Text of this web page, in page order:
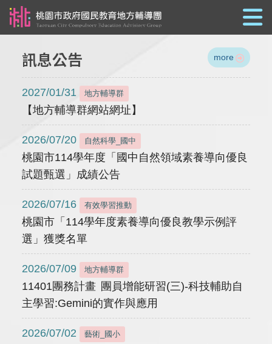
訊息公告 more
2027/01/31 地方輔導群
【地方輔導群網站網址】
2026/07/20 自然科學_國中
桃園市114學年度「國中自然領域素養導向優良
試題甄選」成績公告
2026/07/16 有效學習推動
桃園市「114學年度素養導向優良教學示例評
選」獲獎名單
2026/07/09 地方輔導群
11401團務計畫 團員增能研習(三)-科技輔助自
主學習:Gemini的實作與應用
2026/07/02 藝術_國小